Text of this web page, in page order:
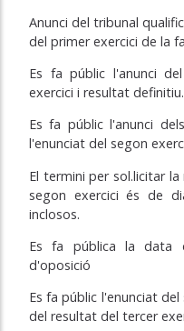
Anunci del tribunal
del primer exercici de la
Es fa públic l'anunci
exercici i resultat definitiu.
Es fa públic l'anunci
l'enunciat del segon
El termini per sol.licitar
segon exercici és de
inclosos.
Es fa pública la data
d'oposició
Es fa públic l'enunciat
del resultat del tercer